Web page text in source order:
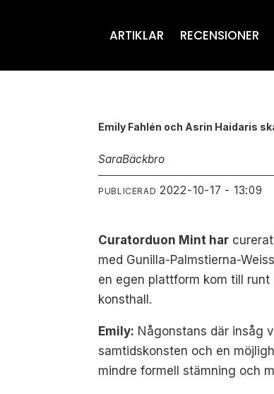
ARTIKLAR RECENSIONER
Emily Fahlén och Asrin Haidaris
SaraBäckbro
PUBLICERAD 2022-10-17 - 13:09
Curatorduon Mint har
med Gunilla-Palmstierna-
en egen plattform kom till runt
konsthall.
Emily: Någonstans där insåg
samtidskonsten och en
mindre formell stämning och